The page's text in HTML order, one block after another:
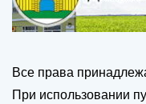
Все права
При использовании